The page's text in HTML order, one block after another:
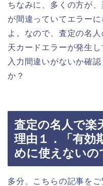
ちなみに、多くの方が
が間違っていてエラー
よ。なので、査定の名
天カードエラーが発生
入力間違いがないか確
か？
査定の名人で楽
理由１．「有効
めに使えないの
多分、こちらの記事を